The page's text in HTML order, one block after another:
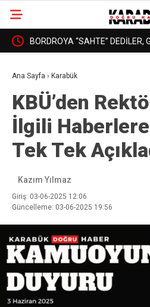
YURT BORDROYA “SAHTE” DEDİLER,
Ana Sayfa › Karabük
KBÜ’den
İlgili
Tek Tek
Kazım Yılmaz
Giriş: 03-06-2025 12:06
Güncelleme: 03-06-2025 19:56